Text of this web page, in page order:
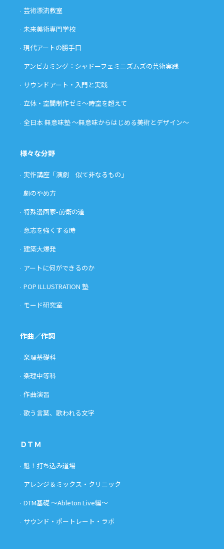
芸術漂流教室
未来美術専門学校
現代アートの勝手口
アンビカミング：シャドーフェミニズムズの芸術実践
サウンドアート・入門と実践
立体・空間制作ゼミ〜時空を超えて
全日本 無意味塾 〜無意味からはじめる美術とデザイン〜
様々な分野
実作講座「演劇 似て非なるもの」
劇のやめ方
特殊漫画家-前衛の道
意志を強くする時
建築大爆発
アートに何ができるのか
POP ILLUSTRATION 塾
モード研究室
作曲／作詞
楽理基礎科
楽理中等科
作曲演習
歌う言葉、歌われる文字
ＤＴＭ
魁！打ち込み道場
アレンジ＆ミックス・クリニック
DTM基礎 〜Ableton Live編〜
サウンド・ポートレート・ラボ